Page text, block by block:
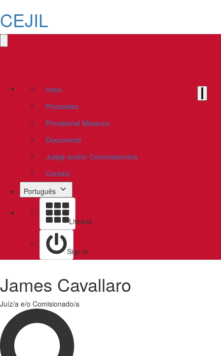
CEJIL
Inicio
Processes
Provisional Measure
Documents
Judge and/or Commissioners
Contact
Português
Livraria
Sign in
James Cavallaro
Juíz/a e/o Comisionado/a